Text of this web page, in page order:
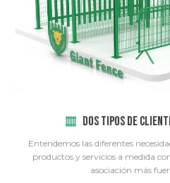
DOS TIPOS DE
Entendemos las diferentes
productos y servicios a medida
asociación más